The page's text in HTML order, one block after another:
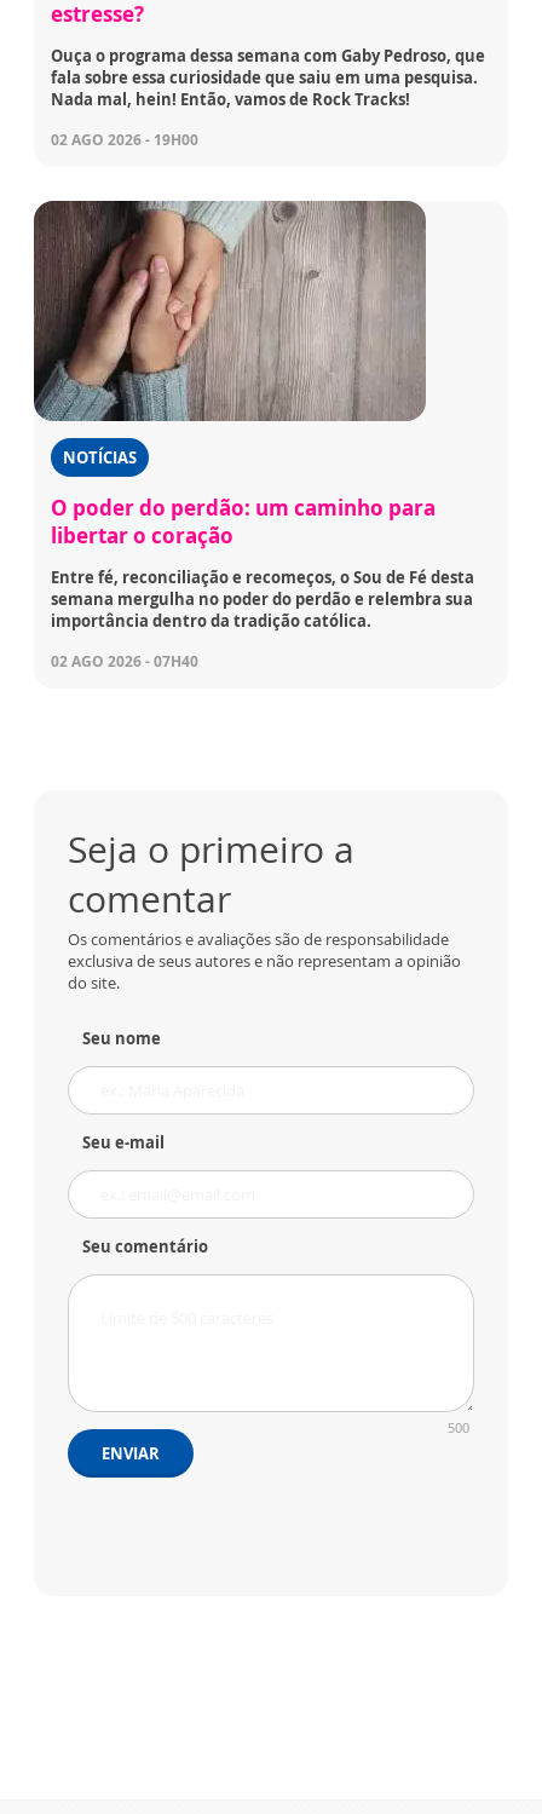
estresse?
Ouça o programa dessa semana com Gaby Pedroso, que
fala sobre essa curiosidade que saiu em uma pesquisa.
Nada mal, hein! Então, vamos de Rock Tracks!
02 AGO 2026 - 19H00
NOTÍCIAS
O poder do perdão: um caminho para
libertar o coração
Entre fé, reconciliação e recomeços, o Sou de Fé desta
semana mergulha no poder do perdão e relembra sua
importância dentro da tradição católica.
02 AGO 2026 - 07H40
Seja o primeiro a
comentar
Os comentários e avaliações são de responsabilidade
exclusiva de seus autores e não representam a opinião
do site.
Seu nome
Seu e-mail
Seu comentário
500
ENVIAR